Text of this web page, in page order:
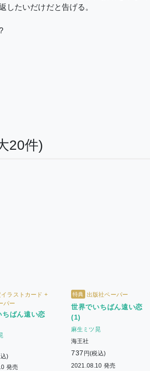
したいだけだと告げる。
20件)
イラストカード +
パー
ちばん遠い恋
)
発売
特典 出版社ペーパー
世界でいちばん遠い恋
(1)
麻生ミツ晃
海王社
737 円(税込)
2021.08.10 発売